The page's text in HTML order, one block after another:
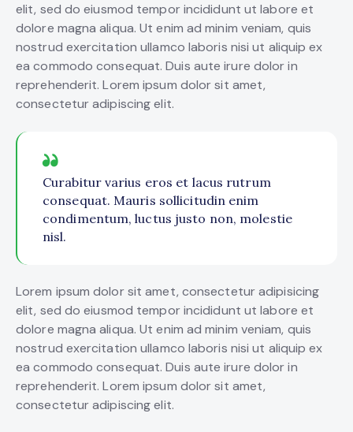
elit, sed do eiusmod tempor incididunt ut labore et
dolore magna aliqua. Ut enim ad minim veniam, quis
nostrud exercitation ullamco laboris nisi ut aliquip ex
ea commodo consequat. Duis aute irure dolor in
reprehenderit. Lorem ipsum dolor sit amet,
consectetur adipiscing elit.
Curabitur varius eros et lacus rutrum
consequat. Mauris sollicitudin enim
condimentum, luctus justo non, molestie
nisl.
Lorem ipsum dolor sit amet, consectetur adipisicing
elit, sed do eiusmod tempor incididunt ut labore et
dolore magna aliqua. Ut enim ad minim veniam, quis
nostrud exercitation ullamco laboris nisi ut aliquip ex
ea commodo consequat. Duis aute irure dolor in
reprehenderit. Lorem ipsum dolor sit amet,
consectetur adipiscing elit.